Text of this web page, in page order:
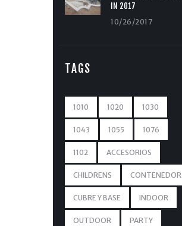
IN 2017
10/26/2017
TAGS
1010 1020 1030
1043 1055 1076
1102 ACCESORIOS
CHILDRENS CONTENEDOR
CUBRE Y BASE INDOOR
OUTDOOR PARTY